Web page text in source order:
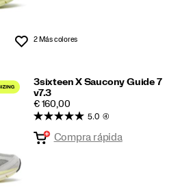
Lista de deseos
2 Más colores
3sixteen X Saucony Guide 7
v7.3
PRICE
€ 160,00
5.0 (4)
Compra rápida